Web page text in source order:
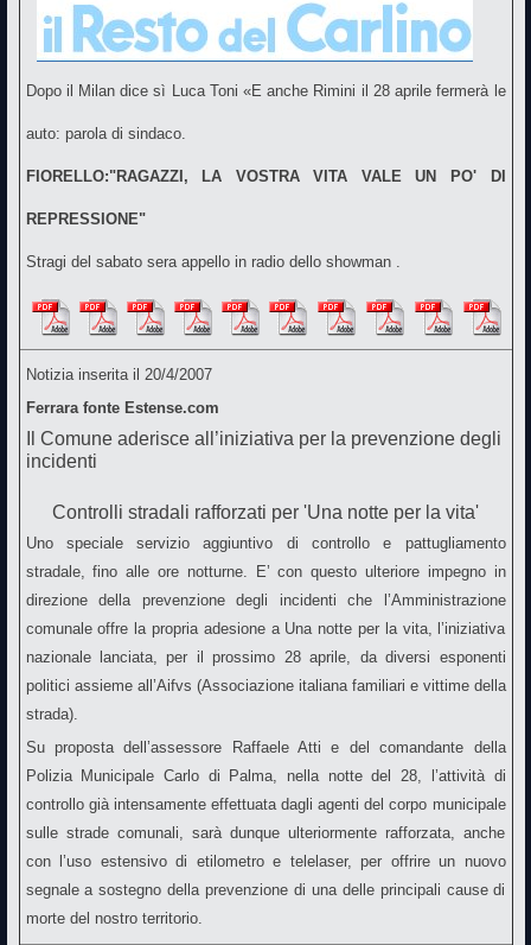
Dopo il Milan dice sì Luca Toni «E anche Rimini il 28 aprilefermerà le
auto: parola di sindaco.
FIORELLO:"RAGAZZI, LA VOSTRA VITA VALE UN PO' DI
REPRESSIONE"
Stragi del sabato sera appello in radio dello showman .
Notizia inserita il 20/4/2007
Ferrara fonte Estense.com
Il Comune aderisce all’iniziativa per la prevenzione degli
incidenti
Controlli stradali rafforzati per 'Una notte per la vita'
Uno speciale servizio aggiuntivo di controllo e pattugliamento
stradale, fino alle ore notturne. E’ con questo ulteriore impegno in
direzione della prevenzione degli incidenti che l’Amministrazione
comunale offre la propria adesione a Una notte per la vita, l’iniziativa
nazionale lanciata, per il prossimo 28 aprile, da diversi esponenti
politici assieme all’Aifvs (Associazione italiana familiari e vittime della
strada).
Su proposta dell’assessore Raffaele Atti e del comandante della
Polizia Municipale Carlo di Palma, nella notte del 28, l’attività di
controllo già intensamente effettuata dagli agenti del corpo municipale
sulle strade comunali, sarà dunque ulteriormente rafforzata, anche
con l’uso estensivo di etilometro e telelaser, per offrire un nuovo
segnale a sostegno della prevenzione di una delle principali cause di
morte del nostro territorio.